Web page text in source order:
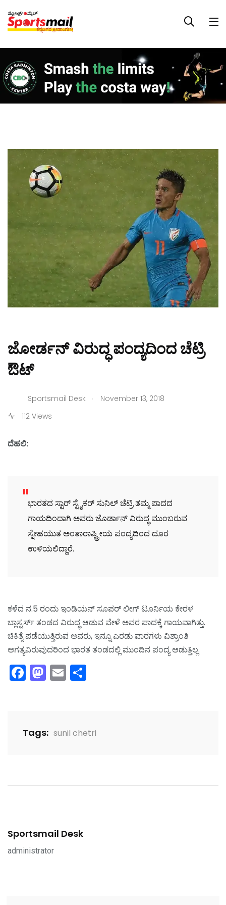
ಜೋರ್ಡನ್ ವಿರುದ್ಧ ಪಂದ್ಯದಿಂದ ಚೆಟ್ರಿ
ಔಟ್
Sportsmail Desk .
November 13, 2018
112 Views
ದೆಹಲಿ:
ಭಾರತದ ಸ್ಟಾರ್ ಸ್ಟೈಕರ್ ಸುನಿಲ್ ಚೆಟ್ರಿ ತಮ್ಮ ಪಾದದ
ಗಾಯದಿಂದಾಗಿ ಅವರು ಜೊರ್ಡಾನ್ ವಿರುದ್ಧ ಮುಂಬರುವ
ಸ್ನೇಹಯುತ ಅಂತಾರಾಷ್ಟ್ರೀಯ ಪಂದ್ಯದಿಂದ ದೂರ
ಉಳಿಯಲಿದ್ದಾರೆ.
ಕಳೆದ ನ.5 ರಂದು ಇಂಡಿಯನ್ ಸೂಪರ್ ಲೀಗ್ ಟೂರ್ನಿಯ ಕೇರಳ
ಬ್ಲಾಸ್ಟರ್ಸ್ ತಂಡದ ವಿರುದ್ಧ ಆಡುವ ವೇಳೆ ಅವರ ಪಾದಕ್ಕೆ ಗಾಯವಾಗಿತ್ತು.
ಚಿಕಿತ್ಸೆ ಪಡೆಯುತ್ತಿರುವ ಅವರು, ಇನ್ನೂ ಎರಡು ವಾರಗಳು ವಿಶ್ರಾಂತಿ
ಅಗತ್ಯವಿರುವುದರಿಂದ ಭಾರತ ತಂಡದಲ್ಲಿ ಮುಂದಿನ ಪಂದ್ಯ ಆಡುತ್ತಿಲ್ಲ.
Facebook
Mastodon
Email
Tags: sunil chetri
Sportsmail Desk
administrator